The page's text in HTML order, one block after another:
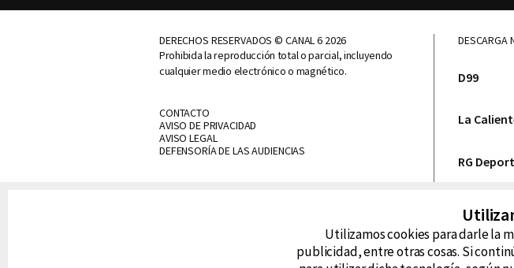
DERECHOS RESERVADOS © CANAL 6 2026
Prohibida la reproducción total o parcial, incluyendo
cualquier medio electrónico o magnético.
CONTACTO
AVISO DE PRIVACIDAD
AVISO LEGAL
DEFENSORÍA DE LAS AUDIENCIAS
DESCARGA
D99
La
RG
Utilizamos cookies para darle la
publicidad, entre otras cosas. Si